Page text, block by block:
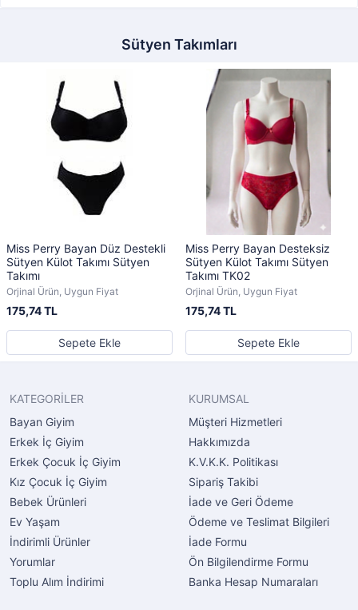
Sütyen Takımları
Miss Perry Bayan Düz Destekli
Sütyen Külot Takımı Sütyen
Takımı
Orjinal Ürün, Uygun Fiyat
175,74 TL
Sepete Ekle
Miss Perry Bayan Desteksiz
Sütyen Külot Takımı Sütyen
Takımı TK02
Orjinal Ürün, Uygun Fiyat
175,74 TL
Sepete Ekle
KATEGORİLER
Bayan Giyim
Erkek İç Giyim
Erkek Çocuk İç Giyim
Kız Çocuk İç Giyim
Bebek Ürünleri
Ev Yaşam
İndirimli Ürünler
Yorumlar
Toplu Alım İndirimi
KURUMSAL
Müşteri Hizmetleri
Hakkımızda
K.V.K.K. Politikası
Sipariş Takibi
İade ve Geri Ödeme
Ödeme ve Teslimat Bilgileri
İade Formu
Ön Bilgilendirme Formu
Banka Hesap Numaraları